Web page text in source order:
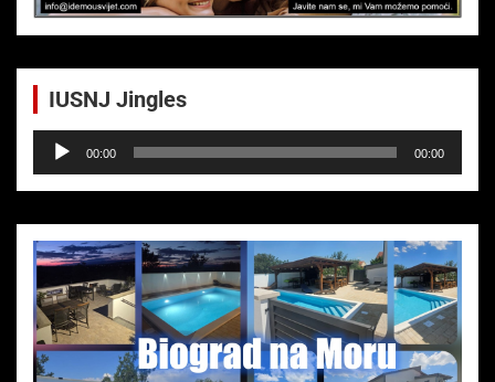
IUSNJ Jingles
Audio-
Player
00:00 00:00